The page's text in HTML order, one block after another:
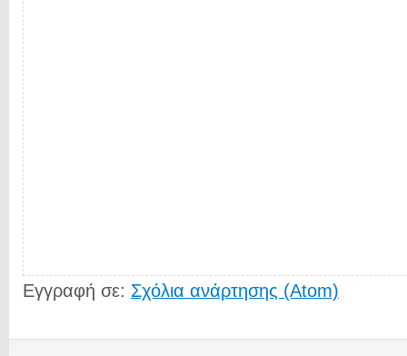
Εγγραφή σε: Σχόλια ανάρτησης (Atom)